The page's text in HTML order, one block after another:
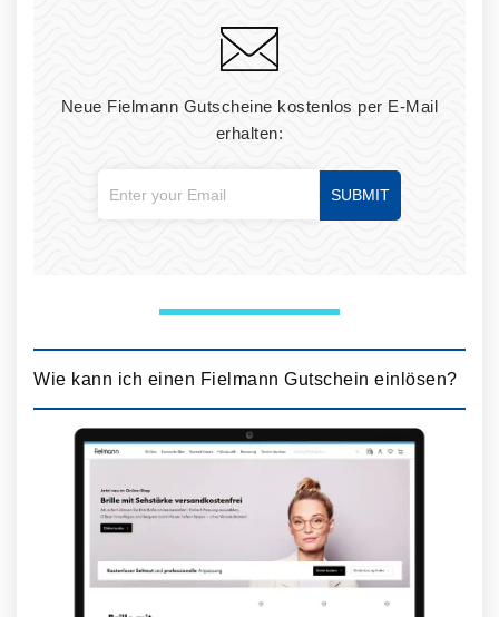
Neue Fielmann Gutscheine kostenlos per E-Mail
erhalten:
SUBMIT
Wie kann ich einen Fielmann Gutschein einlösen?